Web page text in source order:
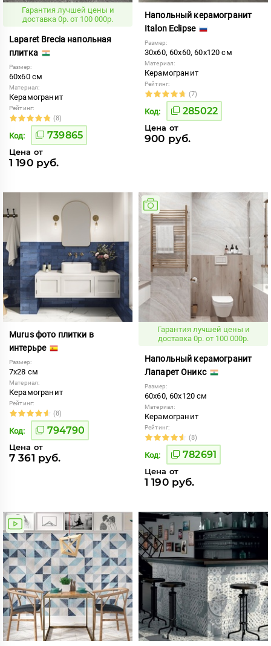
Гарантия лучшей цены и
доставка 0р. от 100 000р.
Laparet Brecia напольная
плитка
Размер:
60x60 см
Материал:
Керамогранит
Рейтинг:
(8)
Код: 739865
Цена от
1 190 руб.
Напольный керамогранит
Italon Eclipse
Размер:
30x60, 60x60, 60x120 см
Материал:
Керамогранит
Рейтинг:
(7)
Код: 285022
Цена от
900 руб.
Murus фото плитки в
интерьре
Размер:
7x28 см
Материал:
Керамогранит
Рейтинг:
(8)
Код: 794790
Цена от
7 361 руб.
Гарантия лучшей цены и
доставка 0р. от 100 000р.
Напольный керамогранит
Лапарет Оникс
Размер:
60x60, 60x120 см
Материал:
Керамогранит
Рейтинг:
(8)
Код: 782691
Цена от
1 190 руб.